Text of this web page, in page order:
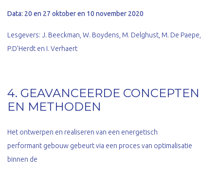
Data: 20 en 27 oktober en 10 november 2020
Lesgevers: J. Beeckman, W. Boydens, M. Delghust, M. De Paepe,
P.D’Herdt en I. Verhaert
4. GEAVANCEERDE CONCEPTEN
EN METHODEN
Het ontwerpen en realiseren van een energetisch
performant gebouw gebeurt via een proces van optimalisatie
binnen de